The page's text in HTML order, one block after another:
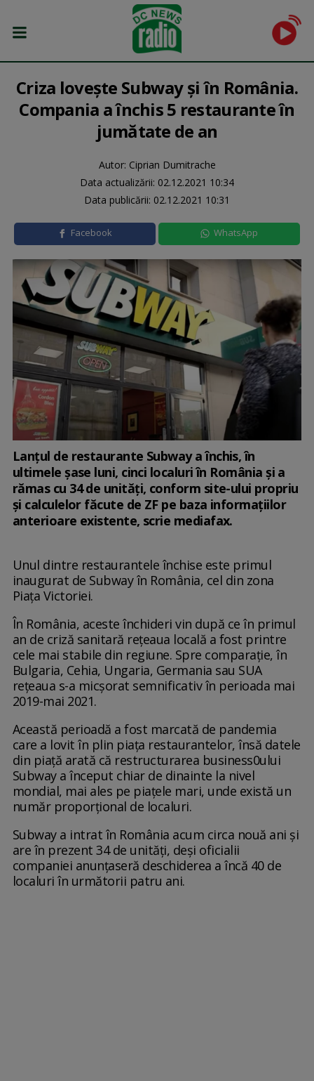
Criza lovește Subway și în România.
Compania a închis 5 restaurante în
jumătate de an
Autor: Ciprian Dumitrache
Data actualizării: 02.12.2021 10:34
Data publicării: 02.12.2021 10:31
Facebook WhatsApp
Lanţul de restaurante Subway a închis, în
ultimele şase luni, cinci localuri în România şi a
rămas cu 34 de unităţi, conform site-ului propriu
şi calculelor făcute de ZF pe baza informaţiilor
anterioare existente, scrie mediafax.
Unul dintre restaurantele închise este primul
inaugurat de Subway în România, cel din zona
Piaţa Victoriei.
În România, aceste închideri vin după ce în primul
an de criză sanitară reţeaua locală a fost printre
cele mai stabile din regiune. Spre comparaţie, în
Bulgaria, Cehia, Ungaria, Germania sau SUA
reţeaua s-a micşorat semnificativ în perioada mai
2019-mai 2021.
Această perioadă a fost marcată de pandemia
care a lovit în plin piaţa restaurantelor, însă datele
din piaţă arată că restructurarea business0ului
Subway a început chiar de dinainte la nivel
mondial, mai ales pe piaţele mari, unde există un
număr proporţional de localuri.
Subway a intrat în România acum circa nouă ani şi
are în prezent 34 de unităţi, deşi oficialii
companiei anunţaseră deschiderea a încă 40 de
localuri în următorii patru ani.